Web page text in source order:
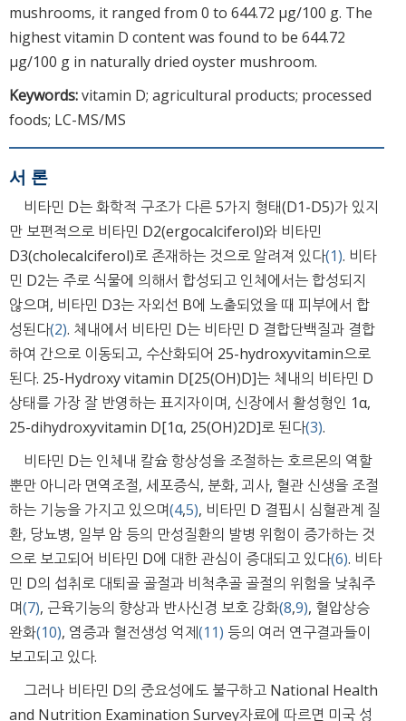
mushrooms, it ranged from 0 to 644.72 μg/100 g. The
highest vitamin D content was found to be 644.72
μg/100 g in naturally dried oyster mushroom.
Keywords:vitamin D; agricultural products; processed
foods; LC-MS/MS
서 론
비타민 D는 화학적 구조가 다른 5가지 형태(D1-D5)가 있지
만 보편적으로 비타민 D2(ergocalciferol)와 비타민
D3(cholecalciferol)로 존재하는 것으로 알려져 있다(1). 비타
민 D2는 주로 식물에 의해서 합성되고 인체에서는 합성되지
않으며, 비타민 D3는 자외선 B에 노출되었을 때 피부에서 합
성된다(2). 체내에서 비타민 D는 비타민 D 결합단백질과 결합
하여 간으로 이동되고, 수산화되어 25-hydroxyvitamin으로
된다. 25-Hydroxy vitamin D[25(OH)D]는 체내의 비타민 D
상태를 가장 잘 반영하는 표지자이며, 신장에서 활성형인 1α,
25-dihydroxyvitamin D[1α, 25(OH)2D]로 된다(3).
비타민 D는 인체내 칼슘 항상성을 조절하는 호르몬의 역할
뿐만 아니라 면역조절, 세포증식, 분화, 괴사, 혈관 신생을 조절
하는 기능을 가지고 있으며(4,5), 비타민 D 결핍시 심혈관계 질
환, 당뇨병, 일부 암 등의 만성질환의 발병 위험이 증가하는 것
으로 보고되어 비타민 D에 대한 관심이 증대되고 있다(6). 비타
민 D의 섭취로 대퇴골 골절과 비척추골 골절의 위험을 낮춰주
며(7), 근육기능의 향상과 반사신경 보호 강화(8,9), 혈압상승
완화(10), 염증과 혈전생성 억제(11) 등의 여러 연구결과들이
보고되고 있다.
그러나 비타민 D의 중요성에도 불구하고 National Health
and Nutrition Examination Survey자료에 따르면 미국 성